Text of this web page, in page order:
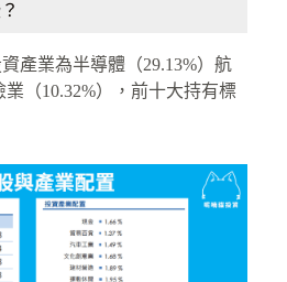
產業為半導體（29.13%）航
（10.32%），前十大持有標